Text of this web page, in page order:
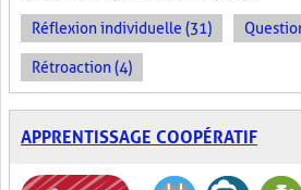
Réflexion individuelle (31)
Rétroaction (4)
APPRENTISSAGE COOPÉRATIF